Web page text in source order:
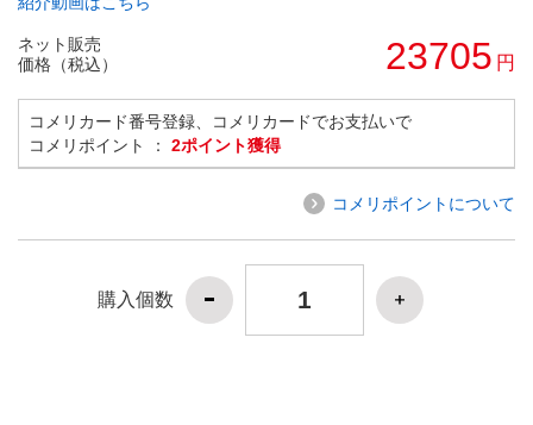
ネット販売
価格（税込）
23705 円
コメリカード番号登録、コメリカードでお支払いで
コメリポイント ： 2ポイント獲得
コメリポイントについて
購入個数